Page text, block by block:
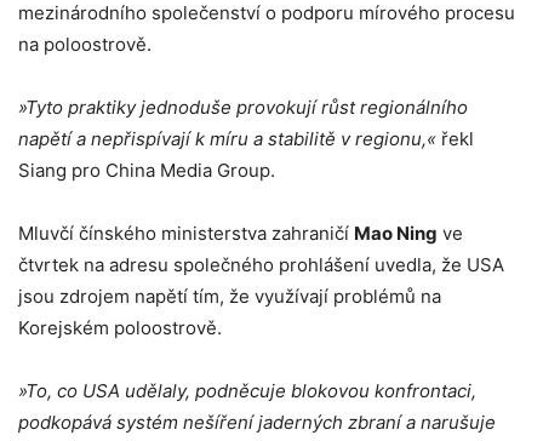
mezinárodního společenství o podporu mírového procesu
na poloostrově.
»Tyto praktiky jednoduše provokují růst regionálního
napětí a nepřispívají k míru a stabilitě v regionu,« řekl
Siang pro China Media Group.
Mluvčí čínského ministerstva zahraničí Mao Ning ve
čtvrtek na adresu společného prohlášení uvedla, že USA
jsou zdrojem napětí tím, že využívají problémů na
Korejském poloostrově.
»To, co USA udělaly, podněcuje blokovou konfrontaci,
podkopává systém nešíření jaderných zbraní a narušuje